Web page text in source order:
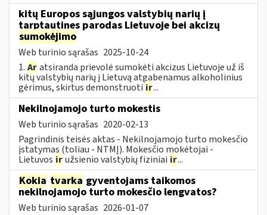
kitų Europos sąjungos valstybių narių į
tarptautines parodas Lietuvoje bei akcizų
sumokėjimo
Web turinio sąrašas 2025-10-24
1. Aratsiranda prievolė sumokėti akcizus Lietuvoje už iš
kitų valstybių narių į Lietuvą atgabenamus alkoholinius
gėrimus, skirtus demonstruoti ir...
Nekilnojamojo turto mokestis
Web turinio sąrašas 2020-02-13
Pagrindinis teisės aktas - Nekilnojamojo turto mokesčio
įstatymas (toliau - NTMĮ). Mokesčio mokėtojai -
Lietuvos iružsienio valstybių fiziniai ir...
Kokia tvarka gyventojams taikomos
nekilnojamojo turto mokesčio lengvatos?
Web turinio sąrašas 2026-01-07